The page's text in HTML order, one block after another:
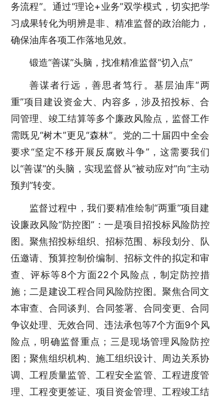
务流程”。通过“理论+业务”双学模式，切实把学
习成果转化为明辨是非、精准监督的政治能力，
确保油库各项工作落地见效。
锻造“善谋”头脑，找准精准监督“切入点”
善谋者行远，善思者笃行。基层油库“两
重”项目建设资金大、内容多，涉及招投标、合
同管理、竣工结算等多个廉政风险点，监督工作
需既见“树木”更见“森林”。党的二十届四中全会
要求“坚定不移开展反腐败斗争”，这需要我们
以“善谋”的头脑，实现监督从“被动应对”向“主动
预判”转变。
监督过程中，我们要精准绘制“两重”项目建
设廉政风险“防控图”：一是项目招投标风险防控
图。聚焦招投标组织、招标范围、标段划分、队
伍邀请、预算控制价编制、招标文件的拟定和审
查、评标等8个方面22个风险点，制定防控措
施；二是建设工程合同风险防控图。聚焦合同文
本审查、合同谈判、合同签署、合同变更、合同
争议处理、无效合同、违法承包等7个方面9个风
险点，明确监督重点；三是现场管理风险防控
图；聚焦组织机构、施工组织设计、周边关系协
调、工程质量监管、工程安全监管、工程进度管
理、工程变更签证、项目资金管理、工程竣工结